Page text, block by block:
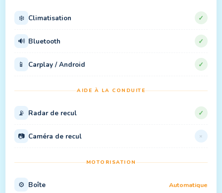
❄️ Climatisation ✓
🔊 Bluetooth ✓
📱 Carplay / Android ✓
AIDE À LA CONDUITE
📡 Radar de recul ✓
📷 Caméra de recul ×
MOTORISATION
⚙️ Boîte Automatique